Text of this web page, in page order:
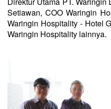
Setiawan, COO Waringin
Waringin Hospitality - Hotel
Waringin Hospitality lainnya.